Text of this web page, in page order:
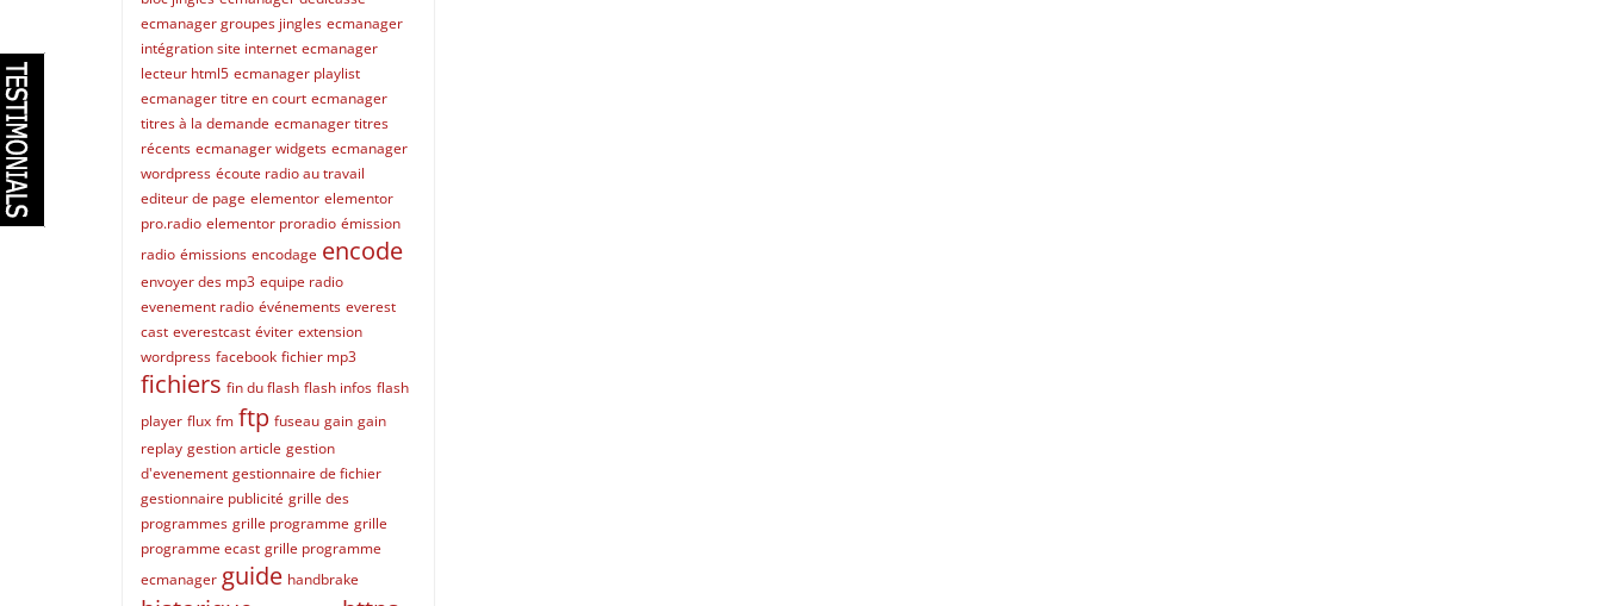
ecmanager groupes jingles ecmanager
intégration site internet ecmanager
lecteur html5 ecmanager playlist
ecmanager titre en court ecmanager
titres à la demande ecmanager titres
récents ecmanager widgets ecmanager
wordpress écoute radio au travail
editeur de page elementor elementor
pro.radio elementor proradio émission
radio émissions encodage encode
envoyer des mp3 equipe radio
evenement radio événements everest
cast everestcast éviter extension
wordpress facebook fichier mp3
fichiers fin du flash flash infos flash
player flux fm ftp fuseau gain gain
replay gestion article gestion
d'evenement gestionnaire de fichier
gestionnaire publicité grille des
programmes grille programme grille
programme ecast grille programme
ecmanager guide handbrake